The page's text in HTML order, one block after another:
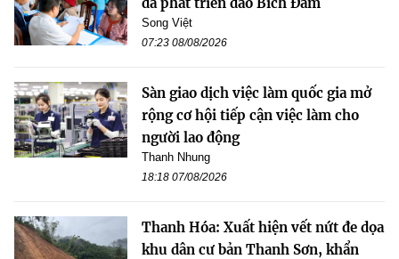
Song Việt
07:23 08/08/2026
Sàn giao dịch việc làm quốc gia mở
rộng cơ hội tiếp cận việc làm cho
người lao động
Thanh Nhung
18:18 07/08/2026
Thanh Hóa: Xuất hiện vết nứt đe dọa
khu dân cư bản Thanh Sơn, khẩn